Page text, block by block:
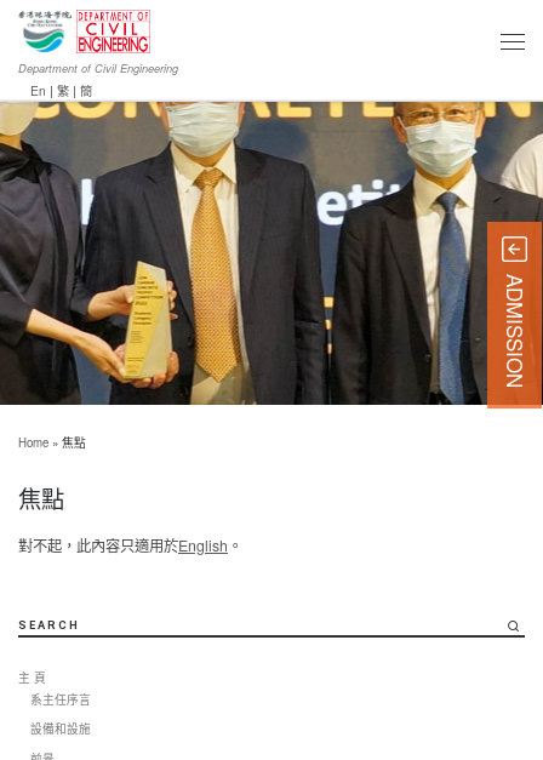
Department of Civil Engineering
En | 繁 | 簡
Home » 焦點
焦點
對不起，此內容只適用於English 。
SEARCH
主 頁
系主任序言
設備和設施
ADMISSION